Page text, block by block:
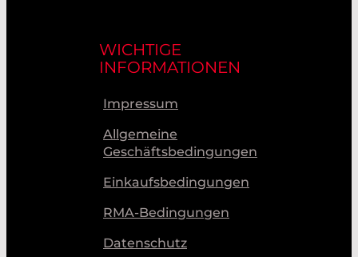
WICHTIGE
INFORMATIONEN
Impressum
Allgemeine
Geschäftsbedingungen
Einkaufsbedingungen
RMA-Bedingungen
Datenschutz